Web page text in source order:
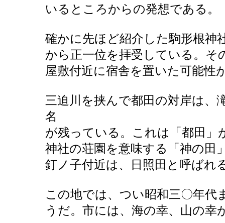
いるところからの発想である。
確かに先ほど紹介した駒形根神
から正一位を拝受している。そ
屋敷付近に宿舎を置いた可能性
三迫川を挟んで都田の対岸は、
名
が残っている。これは「都田」
神社の荘園を意味する「神の田
釘ノ子付近は、日照田と呼ばれ
この地では、つい昭和三〇年代
うだ。市には、海の幸、山の